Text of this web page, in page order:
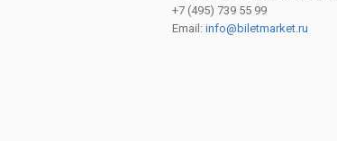
+7 (495) 739 55 99
Email: info@biletmarket.ru